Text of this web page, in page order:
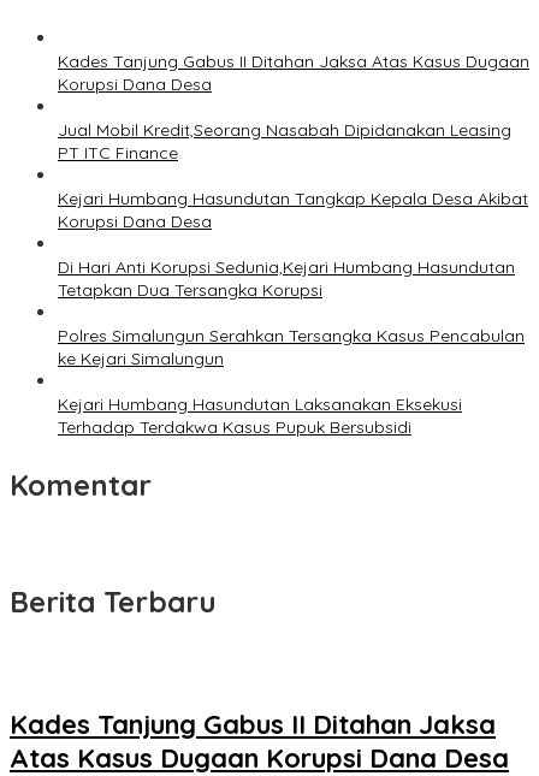
Kades Tanjung Gabus II Ditahan Jaksa Atas Kasus Dugaan
Korupsi Dana Desa
Jual Mobil Kredit,Seorang Nasabah Dipidanakan Leasing
PT ITC Finance
Kejari Humbang Hasundutan Tangkap Kepala Desa Akibat
Korupsi Dana Desa
Di Hari Anti Korupsi Sedunia,Kejari Humbang Hasundutan
Tetapkan Dua Tersangka Korupsi
Polres Simalungun Serahkan Tersangka Kasus Pencabulan
ke Kejari Simalungun
Kejari Humbang Hasundutan Laksanakan Eksekusi
Terhadap Terdakwa Kasus Pupuk Bersubsidi
Komentar
Berita Terbaru
Kades Tanjung Gabus II Ditahan Jaksa
Atas Kasus Dugaan Korupsi Dana Desa